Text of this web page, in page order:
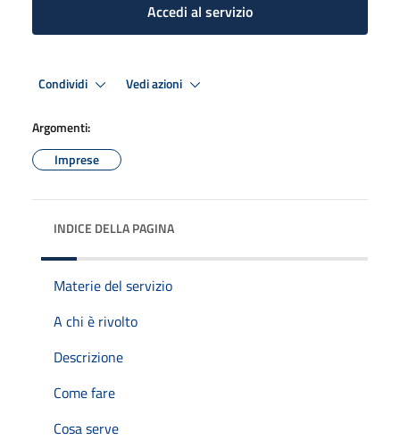
Accedi al servizio
Condividi Vedi azioni
Argomenti:
Imprese
INDICE DELLA PAGINA
Materie del servizio
A chi è rivolto
Descrizione
Come fare
Cosa serve